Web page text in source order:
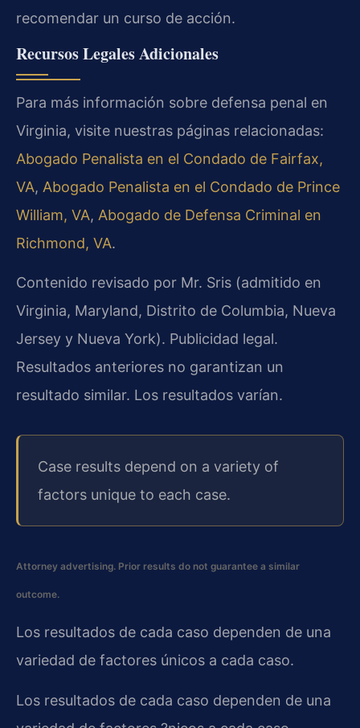
recomendar un curso de acción.
Recursos Legales Adicionales
Para más información sobre defensa penal en
Virginia, visite nuestras páginas relacionadas:
Abogado Penalista en el Condado de Fairfax,
VA, Abogado Penalista en el Condado de Prince
William, VA, Abogado de Defensa Criminal en
Richmond, VA.
Contenido revisado por Mr. Sris (admitido en
Virginia, Maryland, Distrito de Columbia, Nueva
Jersey y Nueva York). Publicidad legal.
Resultados anteriores no garantizan un
resultado similar. Los resultados varían.
Case results depend on a variety of
factors unique to each case.
Attorney advertising. Prior results do not guarantee a similar
outcome.
Los resultados de cada caso dependen de una
variedad de factores únicos a cada caso.
Los resultados de cada caso dependen de una